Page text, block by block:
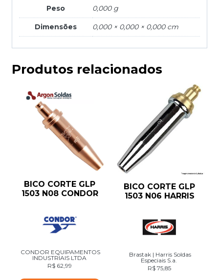
Peso 0,000 g
Dimensões 0,000 × 0,000 × 0,000 cm
Produtos relacionados
BICO CORTE GLP
1503 N08 CONDOR
CONDOR EQUIPAMENTOS
INDUSTRIAIS LTDA
R$ 62,99
BICO CORTE GLP
1503 N06 HARRIS
Brastak | Harris Soldas
Especiais S.a.
R$ 75,85